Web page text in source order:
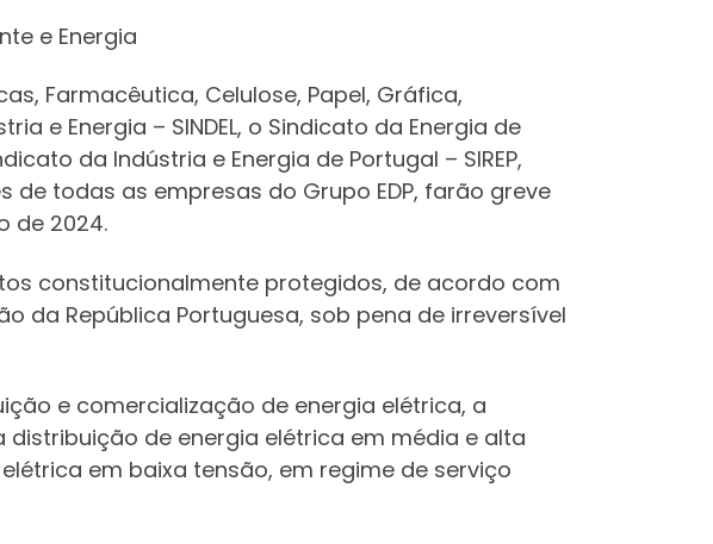
e Energia
Farmacêutica, Celulose, Papel, Gráfica,
e Energia – SINDEL, o Sindicato da Energia de
da Indústria e Energia de Portugal – SIREP,
todas as empresas do Grupo EDP, farão greve
de 2024.
constitucionalmente protegidos, de acordo com
da República Portuguesa, sob pena de irreversível
e comercialização de energia elétrica, a
de energia elétrica em média e alta
em baixa tensão, em regime de serviço